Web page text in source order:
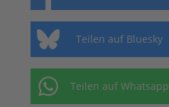
Teilen auf Bluesky
Teilen auf Whatsapp